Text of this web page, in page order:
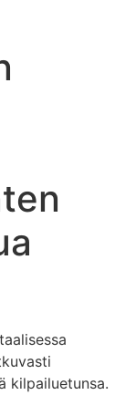
kilpailuetunsa.